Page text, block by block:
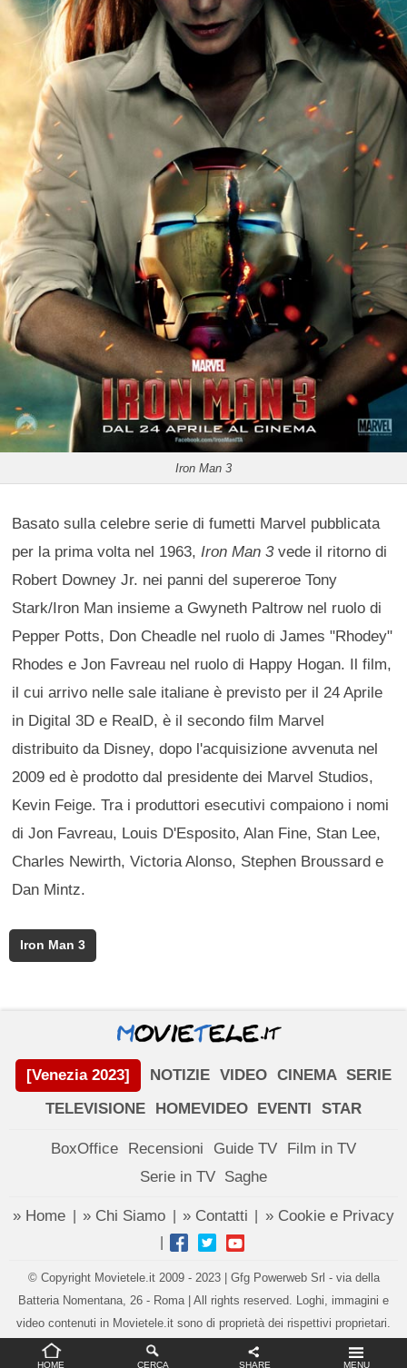
HOME CERCA SHARE MENU
Iron Man 3
Basato sulla celebre serie di fumetti Marvel pubblicata
per la prima volta nel 1963, Iron Man 3vede il ritorno di
Robert Downey Jr. nei panni del supereroe Tony
Stark/Iron Man insieme a Gwyneth Paltrow nel ruolo di
Pepper Potts, Don Cheadle nel ruolo di James "Rhodey"
Rhodes e Jon Favreau nel ruolo di Happy Hogan. Il film,
il cui arrivo nelle sale italiane è previsto per il 24 Aprile
in Digital 3D e RealD, è il secondo film Marvel
distribuito da Disney, dopo l'acquisizione avvenuta nel
2009 ed è prodotto dal presidente dei Marvel Studios,
Kevin Feige. Tra i produttori esecutivi compaiono i nomi
di Jon Favreau, Louis D'Esposito, Alan Fine, Stan Lee,
Charles Newirth, Victoria Alonso, Stephen Broussard e
Dan Mintz.
Iron Man 3
[Venezia 2023] NOTIZIE VIDEO CINEMA SERIE
TELEVISIONE
HOMEVIDEO EVENTI STAR
BoxOffice Recensioni Guide TV
Film in TV
Serie in TV Saghe
» Home » Chi Siamo » Contatti » Cookie e Privacy
|
© Copyright Movietele.it 2009 - 2023 | Gfg Powerweb Srl - via della
Batteria Nomentana, 26 - Roma | All rights reserved. Loghi, immagini e
video contenuti in Movietele.it sono di proprietà dei rispettivi proprietari.
Impostazioni privacy